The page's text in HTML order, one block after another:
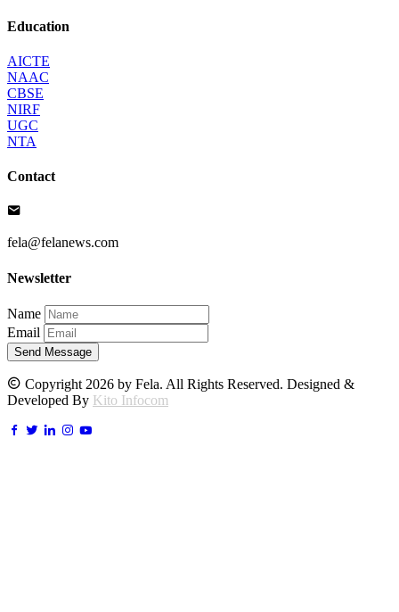
Education
AICTE
NAAC
CBSE
NIRF
UGC
NTA
Contact
fela@felanews.com
Newsletter
Name
Email
Send Message
Copyright 2026 by Fela. All Rights Reserved. Designed &
Developed By Kito Infocom